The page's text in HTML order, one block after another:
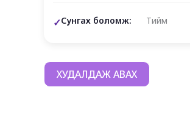
Сунгах боломж: Тийм
ХУДАЛДАЖ АВАХ